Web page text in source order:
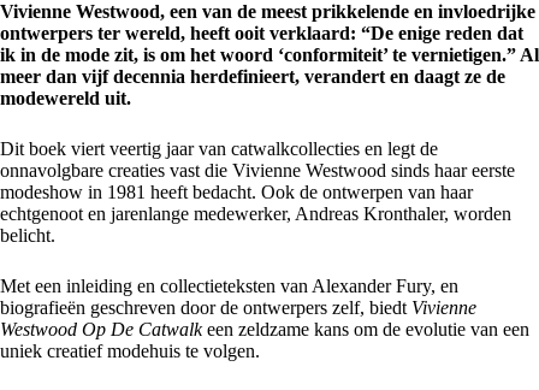
Vivienne Westwood, een van de meest prikkelende en invloedrijke
ontwerpers ter wereld, heeft ooit verklaard: “De enige reden dat
ik in de mode zit, is om het woord ‘conformiteit’ te vernietigen.” Al
meer dan vijf decennia herdefinieert, verandert en daagt ze de
modewereld uit.
Dit boek viert veertig jaar van catwalkcollecties en legt de
onnavolgbare creaties vast die Vivienne Westwood sinds haar eerste
modeshow in 1981 heeft bedacht. Ook de ontwerpen van haar
echtgenoot en jarenlange medewerker, Andreas Kronthaler, worden
belicht.
Met een inleiding en collectieteksten van Alexander Fury, en
biografieën geschreven door de ontwerpers zelf, biedt Vivienne
Westwood Op De Catwalkeen zeldzame kans om de evolutie van een
uniek creatief modehuis te volgen.